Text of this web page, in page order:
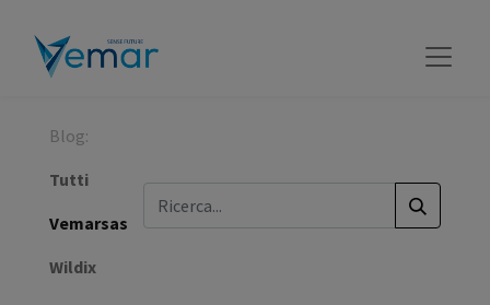
Blog:
Tutti
Vemarsas
Wildix